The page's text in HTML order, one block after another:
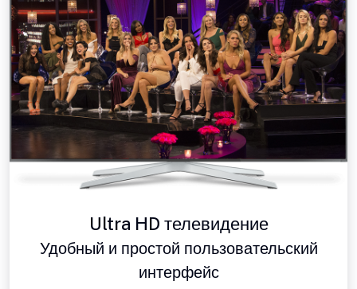
Ultra HD телевидение
Удобный и простой пользовательский
интерфейс